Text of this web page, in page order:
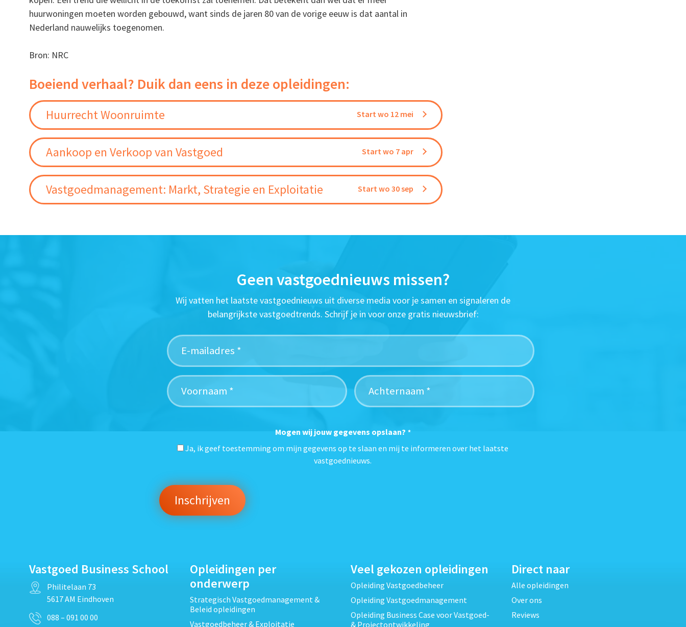
huurwoningen moeten worden gebouwd, want sinds de jaren 80 van de vorige eeuw is dat aantal in
Nederland nauwelijks toegenomen.
Bron: NRC
Boeiend verhaal? Duik dan eens in deze opleidingen:
Huurrecht Woonruimte Start wo 12 mei
Aankoop en Verkoop van Vastgoed Start wo 7 apr
Vastgoedmanagement: Markt, Strategie en Exploitatie Start wo 30 sep
Geen vastgoednieuws missen?
Wij vatten het laatste vastgoednieuws uit diverse media voor je samen en signaleren de
belangrijkste vastgoedtrends. Schrijf je in voor onze gratis nieuwsbrief:
Mogen wij jouw gegevens opslaan? *
Ja, ik geef toestemming om mijn gegevens op te slaan en mij te informeren over het laatste
vastgoednieuws.
Vastgoed Business School
Philitelaan 73
5617 AM Eindhoven
088 – 091 00 00
Opleidingen per
onderwerp
Strategisch Vastgoedmanagement &
Beleid opleidingen
Vastgoedbeheer & Exploitatie
Veel gekozen opleidingen
Opleiding Vastgoedbeheer
Opleiding Vastgoedmanagement
Opleiding Business Case voor Vastgoed-
& Projectontwikkeling
Direct naar
Alle opleidingen
Over ons
Reviews